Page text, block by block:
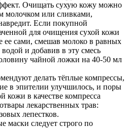
Очищать сухую кожу можно
молочком или сливками,
Если покупной
для очищения сухой кожи
ее сами, смешав молоко в равных
и добавив в эту смесь
чайной ложки на 40-50 мл
делать тёплые компрессы,
в эпителии улучшилось, и поры
кожи в качестве компресса
лекарственных трав:
лепестков.
маски следует строго по